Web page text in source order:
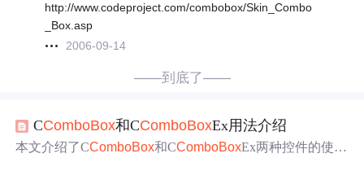
http://www.codeproject.com/combobox/Skin_Combo
_Box.asp
2006-09-14
——到底了——
CComboBox和CComboBoxEx用法介绍
本文介绍了CComboBox和CComboBoxEx两种控件的使用